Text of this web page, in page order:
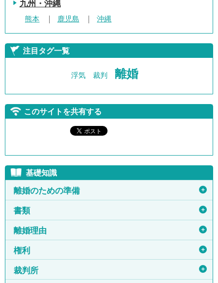
九州・沖縄
熊本 鹿児島 沖縄
注目タグ一覧
浮気 裁判 離婚
このサイトを共有する
基礎知識
離婚のための準備 ＋
書類 ＋
離婚理由 ＋
権利 ＋
裁判所 ＋